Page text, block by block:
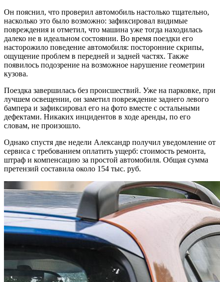
Он пояснил, что проверил автомобиль настолько тщательно,
насколько это было возможно: зафиксировал видимые
повреждения и отметил, что машина уже тогда находилась
далеко не в идеальном состоянии. Во время поездки его
насторожило поведение автомобиля: посторонние скрипы,
ощущение проблем в передней и задней частях. Также
появилось подозрение на возможное нарушение геометрии
кузова.
Поездка завершилась без происшествий. Уже на парковке, при
лучшем освещении, он заметил повреждение заднего левого
бампера и зафиксировал его на фото вместе с остальными
дефектами. Никаких инцидентов в ходе аренды, по его
словам, не произошло.
Однако спустя две недели Александр получил уведомление от
сервиса с требованием оплатить ущерб: стоимость ремонта,
штраф и компенсацию за простой автомобиля. Общая сумма
претензий составила около 154 тыс. руб.